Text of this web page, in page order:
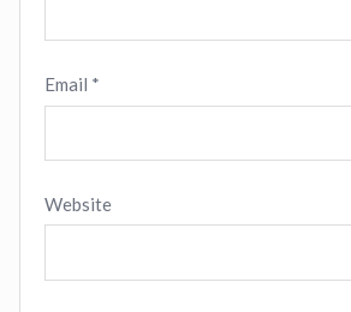
Email *
Website